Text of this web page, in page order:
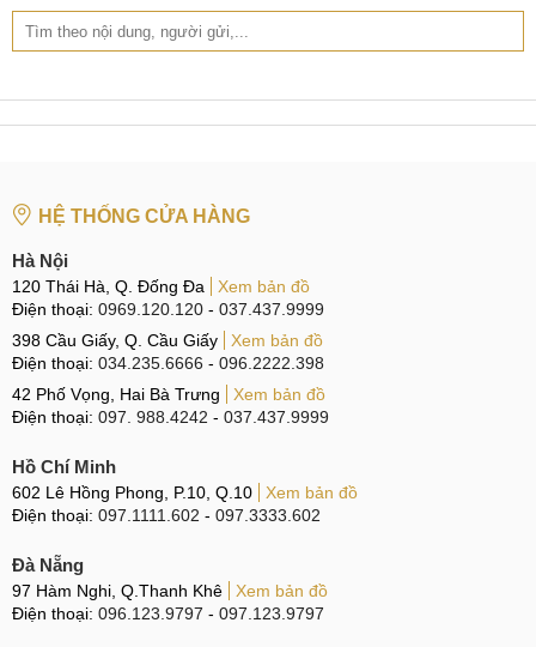
CN 4:123 Trần Quang Khải, Quận 1
Tại Đà Nẵng
CN 6:
Hotline:097.123.9797
Tìm kiếm liên quan:
Thay Pin Samsung Galaxy M52 giá rẻ
Giá thay Pin Samsung Galaxy M52
thay Pin Galaxy M52 chính hãng
HỆ THỐNG CỬA HÀNG
Hà Nội
120 Thái Hà, Q. Đống Đa
Xem bản đồ
Điện thoại: 0969.120.120 - 037.437.9999
398 Cầu Giấy, Q. Cầu Giấy
Xem bản đồ
Điện thoại: 034.235.6666 - 096.2222.398
42 Phố Vọng, Hai Bà Trưng
Xem bản đồ
Điện thoại: 097. 988.4242 - 037.437.9999
Hồ Chí Minh
602 Lê Hồng Phong, P.10, Q.10
Xem bản đồ
Điện thoại: 097.1111.602 - 097.3333.602
Đà Nẵng
97 Hàm Nghi, Q.Thanh Khê
Xem bản đồ
Điện thoại: 096.123.9797 - 097.123.9797